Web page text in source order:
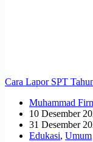
Cara Lapor SPT
Muhammad
10 Desember
31 Desember
Edukasi, Umum